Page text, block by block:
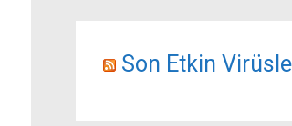
Son Etkin